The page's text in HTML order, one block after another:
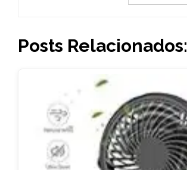
Posts Relacionados: